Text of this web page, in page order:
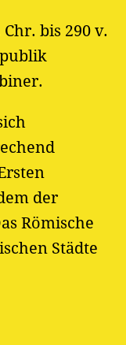
bis 290 v.
der
Römische
Städte